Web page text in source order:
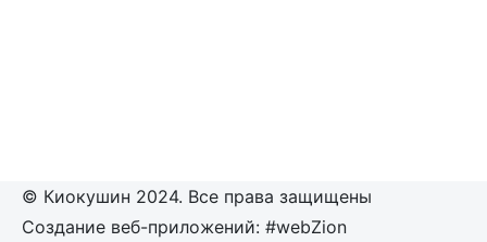
© Киокушин 2024. Все права защищены
Создание веб-приложений: #webZion